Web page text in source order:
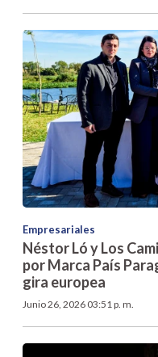
Empresariales
Néstor Ló y Los
por Marca País
gira europea
Junio 26, 2026 03:51 p. m.